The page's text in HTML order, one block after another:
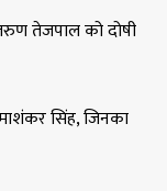
तेजपाल को दोषी
सिंह, जिनका